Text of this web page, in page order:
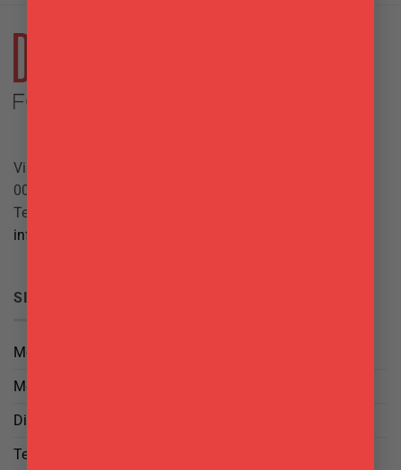
Via Giuseppe Mazzini, 10
00042 Anzio (RM)
Tel.
info@delgattoforniture.it
SICUREZZA
Metodi di Pagamento
Metodi di Spedizione
Diritto di Reso
Termini e Condizioni